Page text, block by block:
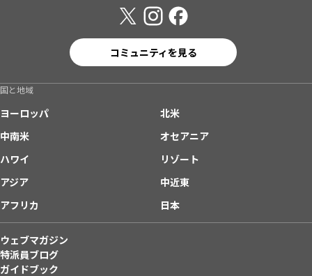
コミュニティを見る
国と地域
ヨーロッパ
北米
中南米
オセアニア
ハワイ
リゾート
アジア
中近東
アフリカ
日本
ウェブマガジン
特派員ブログ
ガイドブック